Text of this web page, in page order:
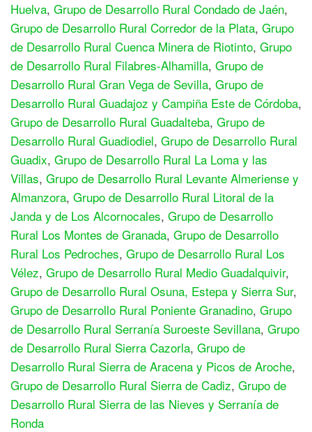
Huelva, Grupo de Desarrollo Rural Condado de Jaén,
Grupo de Desarrollo Rural Corredor de la Plata, Grupo
de Desarrollo Rural Cuenca Minera de Riotinto, Grupo
de Desarrollo Rural Filabres-Alhamilla, Grupo de
Desarrollo Rural Gran Vega de Sevilla, Grupo de
Desarrollo Rural Guadajoz y Campiña Este de Córdoba,
Grupo de Desarrollo Rural Guadalteba, Grupo de
Desarrollo Rural Guadiodiel, Grupo de Desarrollo Rural
Guadix, Grupo de Desarrollo Rural La Loma y las
Villas, Grupo de Desarrollo Rural Levante Almeriense y
Almanzora, Grupo de Desarrollo Rural Litoral de la
Janda y de Los Alcornocales, Grupo de Desarrollo
Rural Los Montes de Granada, Grupo de Desarrollo
Rural Los Pedroches, Grupo de Desarrollo Rural Los
Vélez, Grupo de Desarrollo Rural Medio Guadalquivir,
Grupo de Desarrollo Rural Osuna, Estepa y Sierra Sur,
Grupo de Desarrollo Rural Poniente Granadino, Grupo
de Desarrollo Rural Serranía Suroeste Sevillana, Grupo
de Desarrollo Rural Sierra Cazorla, Grupo de
Desarrollo Rural Sierra de Aracena y Picos de Aroche,
Grupo de Desarrollo Rural Sierra de Cadiz, Grupo de
Desarrollo Rural Sierra de las Nieves y Serranía de
Ronda